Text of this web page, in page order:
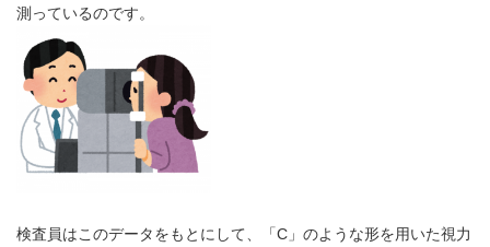
測っているのです。
検査員はこのデータをもとにして、「C」のような形を用いた視力